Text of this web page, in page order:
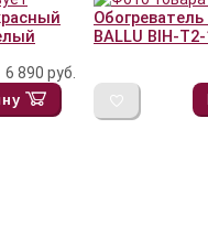
6 890 руб.
BALLU BIH-